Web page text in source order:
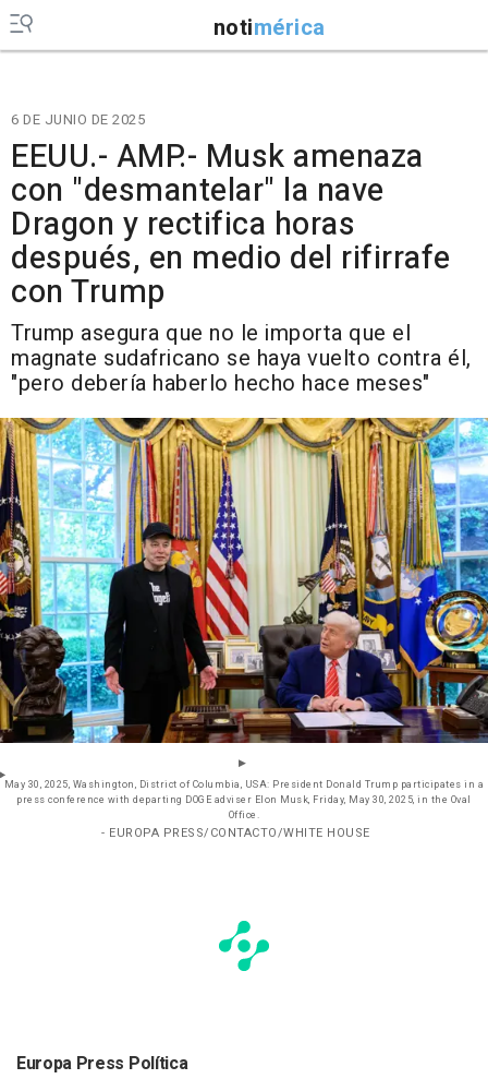
notimérica
6 DE JUNIO DE 2025
EEUU.- AMP.- Musk amenaza
con "desmantelar" la nave
Dragon y rectifica horas
después, en medio del rifirrafe
con Trump
Trump asegura que no le importa que el
magnate sudafricano se haya vuelto contra él,
"pero debería haberlo hecho hace meses"
May 30, 2025, Washington, District of Columbia, USA: President Donald Trump participates in a
press conference with departing DOGE adviser Elon Musk, Friday, May 30, 2025, in the Oval
Office.
- EUROPA PRESS/CONTACTO/WHITE HOUSE
Europa Press Política